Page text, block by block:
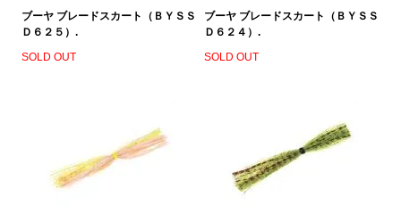
ブーヤ ブレードスカート（ＢＹＳＳ
Ｄ６２５）.
SOLD OUT
ブーヤ ブレードスカート（ＢＹＳＳ
Ｄ６２４）.
SOLD OUT